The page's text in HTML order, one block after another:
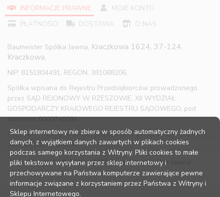
INFORMACJE PRAWNE
MOJE KONTO
PŁATNOŚCI
DOSTAWA O NAS
Baumeister Spółka Jawna, Kraczkowa 1624, 37-124,
Kraczkowa,
NIP: 8151804491, REGON: 381088206,
Spółka wpisana do Rejestru Przedsiębiorców prowadzonego
przez SĄD REJONOWY W RZESZOWIE, XII WYDZIAŁ
GOSPODARCZY KRAJOWEGO REJESTRU SĄDOWEGO, pod
numerem 0000746091
Regulamin sklepu| Polityka prywatności |Pouczenie o prawie
odstąpienia od umowy
Copyright © 2016 – 2023 Baumeister Spółka Jawna
Sklep internetowy nie zbiera w sposób automatyczny żadnych
danych, z wyjątkiem danych zawartych w plikach cookies
podczas samego korzystania z Witryny. Pliki cookies to małe
pliki tekstowe wysyłane przez sklep internetowy i
przechowywane na Państwa komputerze zawierające pewne
informacje związane z korzystaniem przez Państwa z Witryny i
Sklepu Internetowego.